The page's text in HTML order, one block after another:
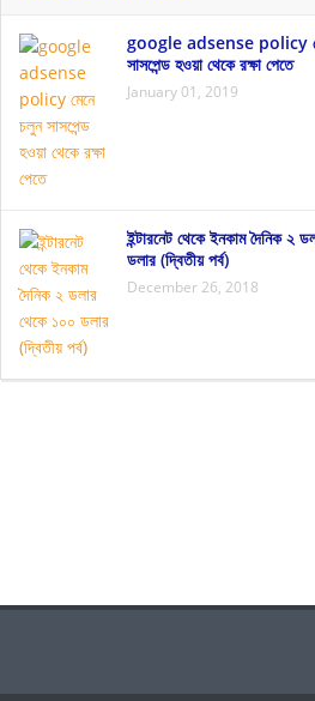
google adsense policy
সাসপেন্ড হওয়া থেকে রক্ষা পেতে
January 01, 2019
ইন্টারনেট থেকে ইনকাম দৈনিক ২
ডলার (দ্বিতীয় পর্ব)
December 26, 2018